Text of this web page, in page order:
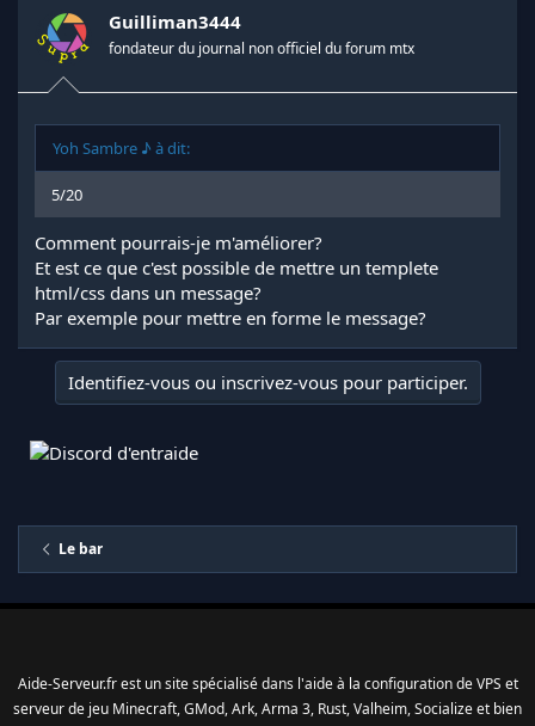
n
s
:
Guilliman3444
fondateur du journal non officiel du forum mtx
Yoh Sambre ♪ à dit:
5/20
Comment pourrais-je m'améliorer?
Et est ce que c'est possible de mettre un templete
html/css dans un message?
Par exemple pour mettre en forme le message?
Identifiez-vous ou inscrivez-vous pour participer.
Le bar
Aide-Serveur.fr est un site spécialisé dans l'aide à la configuration de VPS et
serveur de jeu Minecraft, GMod, Ark, Arma 3, Rust, Valheim, Socialize et bien